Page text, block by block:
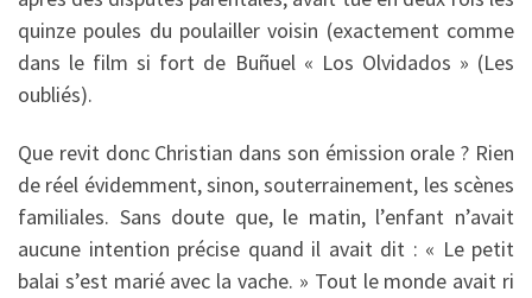
quinze poules du poulailler voisin (exactement comme
dans le film si fort de Buñuel « Los Olvidados » (Les
oubliés).
Que revit donc Christian dans son émission orale ? Rien
de réel évidemment, sinon, souterrainement, les scènes
familiales. Sans doute que, le matin, l’enfant n’avait
aucune intention précise quand il avait dit : « Le petit
balai s’est marié avec la vache. » Tout le monde avait ri